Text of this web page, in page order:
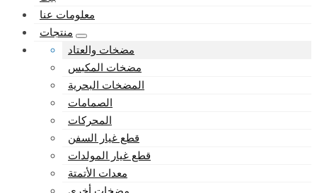
معلومات عنا
منتجات
مضخات والعتاد
مضخات المكبس
المضخات البحرية
الصمامات
المحركات
قطع غيار السفن
قطع غيار المولدات
معدات الأتمتة
مضخات أخرى